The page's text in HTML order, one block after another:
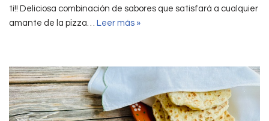
ti!! Deliciosa combinación de sabores que satisfará a cualquier
amante de la pizza… Leer más »